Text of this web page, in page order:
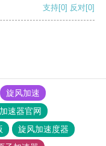
支持[0] 反对[0]
旋风加速
速器官网
旋风加速度器